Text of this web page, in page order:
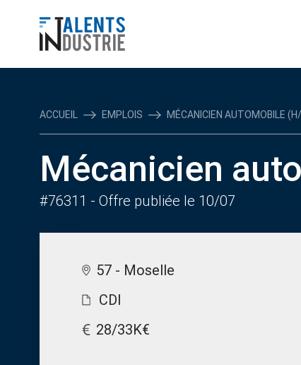
ACCUEIL EMPLOIS MÉCANICIEN AUTOMOBILE
Mécanicien
#76311 - Offre publiée le 10/07
57 - Moselle
CDI
28/33K€